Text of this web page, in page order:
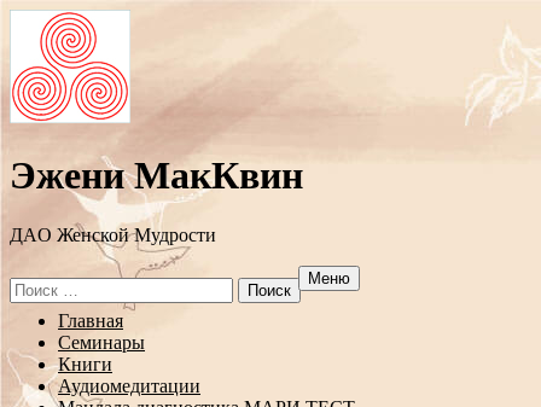
Эжени МакКвин
ДAO Женской Мудрости
Search
for:
Меню
Перейти
содержанию
Главная
Семинары
Книги
Аудиомедитации